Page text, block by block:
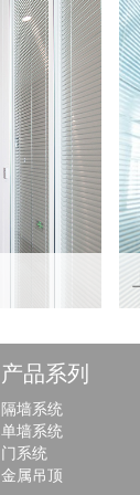
产品系列
隔墙系统
单墙系统
门系统
金属吊顶